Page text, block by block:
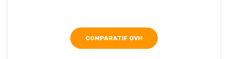
COMPARATIF OVH